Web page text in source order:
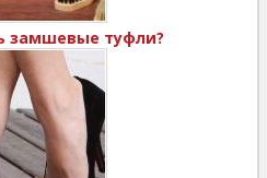
замшевые туфли?